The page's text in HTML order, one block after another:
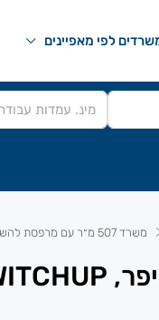
לפי מאפיינים
משרד 507 מ״ר עם מרפסת להשכרה בבית ביפר, SWITCHUP, הבורסה ר״ג